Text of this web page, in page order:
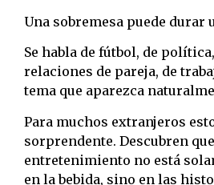
Una sobremesa puede durar
Se habla de fútbol, de
relaciones de pareja, de
tema que aparezca
Para muchos extranjeros
sorprendente. Descubren
entretenimiento no está
en la bebida, sino en las